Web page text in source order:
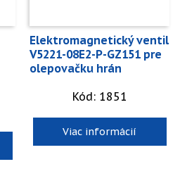
Elektromagnetický ventil
V5221-08E2-P-GZ151 pre
olepovačku hrán
Kód: 1851
Viac informácií